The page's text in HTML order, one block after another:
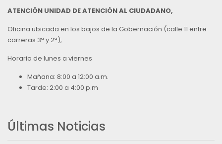
ATENCIÓN UNIDAD DE ATENCIÓN AL CIUDADANO,
Oficina ubicada en los bajos de la Gobernación (calle 11 entre
carreras 3ª y 2ª),
Horario de lunes a viernes
Mañana: 8:00 a 12:00 a.m.
Tarde: 2:00 a 4:00 p.m
Últimas Noticias